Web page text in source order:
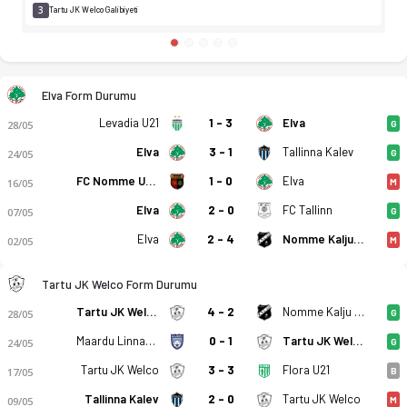
3 Tartu JK Welco Galibiyeti
Elva Form Durumu
28/05 Levadia U21 1 - 3 Elva G
24/05 Elva 3 - 1 Tallinna Kalev G
16/05 FC Nomme United 1 - 0 Elva M
07/05 Elva 2 - 0 FC Tallinn G
02/05 Elva 2 - 4 Nomme Kalju FC U21 M
Tartu JK Welco Form Durumu
28/05 Tartu JK Welco 4 - 2 Nomme Kalju FC U21 G
24/05 Maardu Linnameeskond 0 - 1 Tartu JK Welco G
17/05 Tartu JK Welco 3 - 3 Flora U21 B
09/05 Tallinna Kalev 2 - 0 Tartu JK Welco M